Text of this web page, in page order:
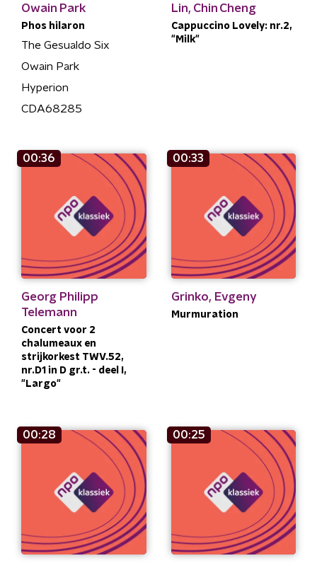
Owain Park
Phos hilaron
The Gesualdo Six
Owain Park
Hyperion
CDA68285
Lin, Chin Cheng
Cappuccino Lovely: nr.2,
"Milk"
00:36
Georg Philipp
Telemann
Concert voor 2
chalumeaux en
strijkorkest TWV.52,
nr.D1 in D gr.t. - deel I,
"Largo"
00:33
Grinko, Evgeny
Murmuration
00:28 00:25